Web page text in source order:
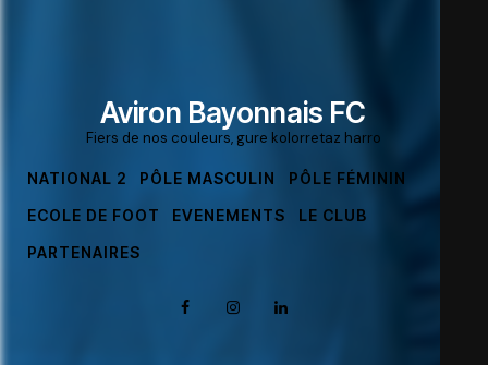
Aviron Bayonnais FC
Fiers de nos couleurs, gure kolorretaz harro
NATIONAL 2 PÔLE MASCULIN PÔLE FÉMININ
ECOLE DE FOOT EVENEMENTS LE CLUB
PARTENAIRES